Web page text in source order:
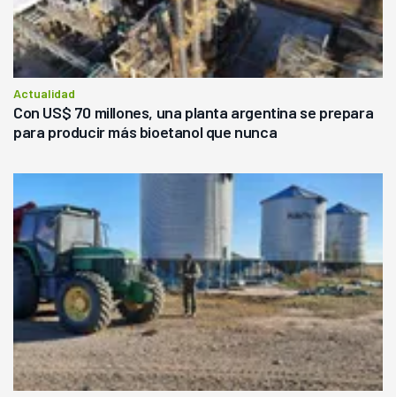
Actualidad
Con US$ 70 millones, una planta argentina se prepara
para producir más bioetanol que nunca